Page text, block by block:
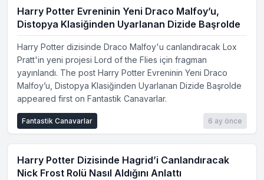
Harry Potter Evreninin Yeni Draco Malfoy’u,
Distopya Klasiğinden Uyarlanan Dizide Başrolde
Harry Potter dizisinde Draco Malfoy'u canlandıracak Lox
Pratt'in yeni projesi Lord of the Flies için fragman
yayınlandı. The post Harry Potter Evreninin Yeni Draco
Malfoy’u, Distopya Klasiğinden Uyarlanan Dizide Başrolde
appeared first on Fantastik Canavarlar.
6 ay önce
Fantastik Canavarlar
Harry Potter Dizisinde Hagrid’i Canlandıracak
Nick Frost Rolü Nasıl Aldığını Anlattı